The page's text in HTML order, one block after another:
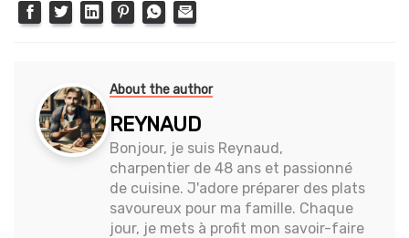
About the author
REYNAUD
Bonjour, je suis Reynaud,
charpentier de 48 ans et passionné
de cuisine. J'adore préparer des plats
savoureux pour ma famille. Chaque
jour, je mets à profit mon savoir-faire